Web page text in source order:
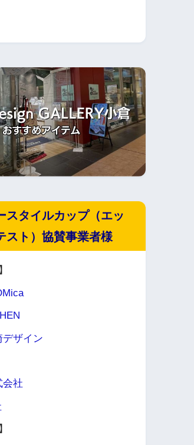
スタイルカップ（エッ
スト）協賛事業者様
ザイン
会社